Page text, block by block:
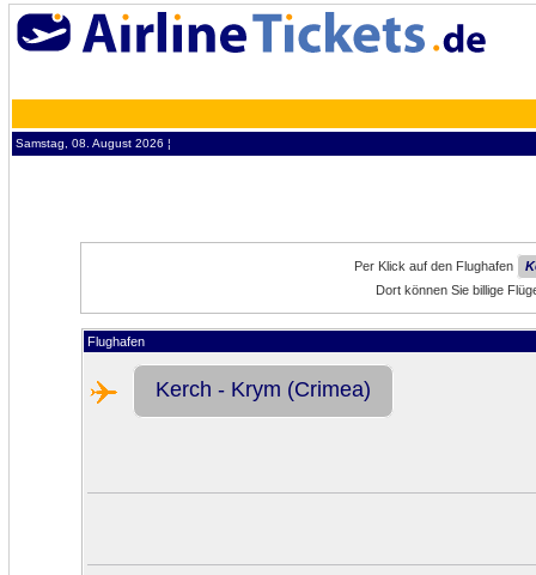
Samstag, 08. August 2026 ¦
Per Klick auf den Flughafen
Dort können Sie billige
Flughafen
Kerch - Krym (Crimea)